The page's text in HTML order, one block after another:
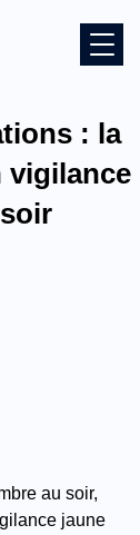
: la
vigilance
au soir,
jaune